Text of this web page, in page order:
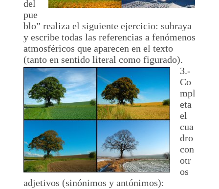
del
pue
blo” realiza el siguiente ejercicio: subraya
y escribe todas las referencias a fenómenos
atmosféricos que aparecen en el texto
(tanto en sentido literal como figurado).
3.-
Co
mpl
eta
el
cua
dro
con
otr
os
adjetivos (sinónimos y antónimos):